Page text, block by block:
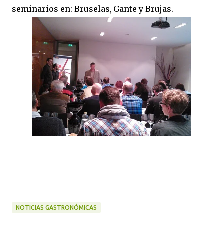
seminarios en: Bruselas, Gante y Brujas.
NOTICIAS GASTRONÓMICAS